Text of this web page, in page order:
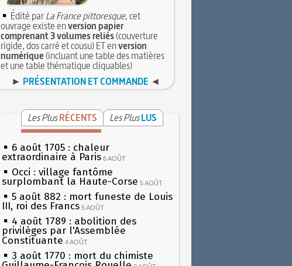
Édité parLa France pittoresque, cet
ouvrage existe enversion papier
comprenant 3 volumes reliés(couverture
rigide, dos carré et cousu) ET enversion
numérique(incluant une table des matières
et une table thématique cliquables)
► PRÉSENTATION ET COMMANDE ◄
Les Plus RÉCENTS Les Plus LUS
6 août 1705 : chaleur
extraordinaire à Paris 6 AOÛT
Occi : village fantôme
surplombant la Haute-Corse 5 AOÛT
5 août 882 : mort funeste de Louis
III, roi des Francs 5 AOÛT
4 août 1789 : abolition des
privilèges par l'Assemblée
Constituante 4 AOÛT
3 août 1770 : mort du chimiste